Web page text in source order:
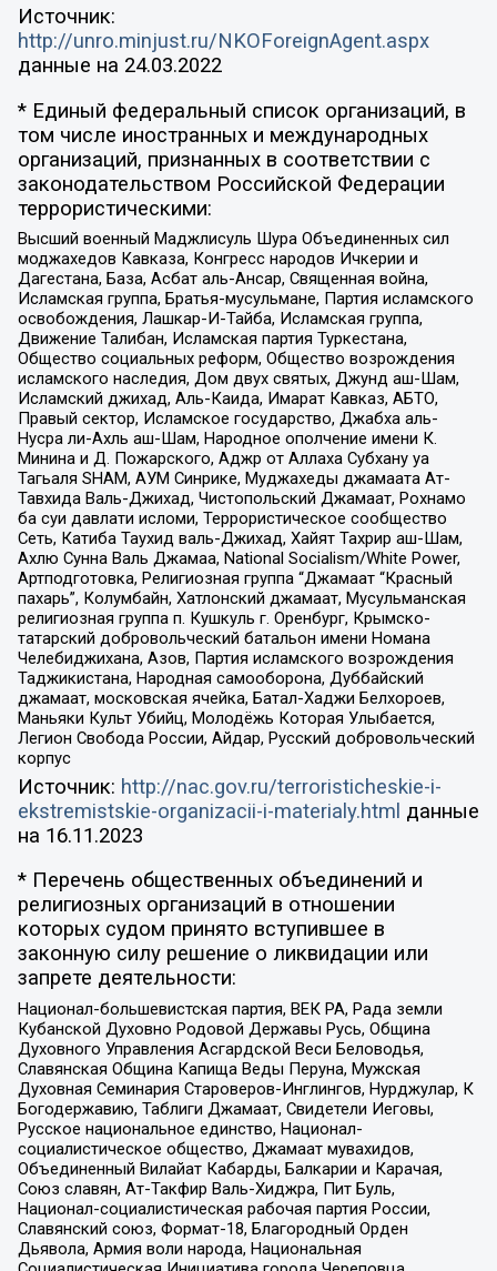
Источник:
http://unro.minjust.ru/NKOForeignAgent.aspx
данные на 24.03.2022
* Единый федеральный список организаций, в
том числе иностранных и международных
организаций, признанных в соответствии с
законодательством Российской Федерации
террористическими:
Высший военный Маджлисуль Шура Объединенных сил
моджахедов Кавказа, Конгресс народов Ичкерии и
Дагестана, База, Асбат аль-Ансар, Священная война,
Исламская группа, Братья-мусульмане, Партия исламского
освобождения, Лашкар-И-Тайба, Исламская группа,
Движение Талибан, Исламская партия Туркестана,
Общество социальных реформ, Общество возрождения
исламского наследия, Дом двух святых, Джунд аш-Шам,
Исламский джихад, Аль-Каида, Имарат Кавказ, АБТО,
Правый сектор, Исламское государство, Джабха аль-
Нусра ли-Ахль аш-Шам, Народное ополчение имени К.
Минина и Д. Пожарского, Аджр от Аллаха Субхану уа
Тагьаля SHAM, АУМ Синрике, Муджахеды джамаата Ат-
Тавхида Валь-Джихад, Чистопольский Джамаат, Рохнамо
ба суи давлати исломи, Террористическое сообщество
Сеть, Катиба Таухид валь-Джихад, Хайят Тахрир аш-Шам,
Ахлю Сунна Валь Джамаа, National Socialism/White Power,
Артподготовка, Религиозная группа “Джамаат “Красный
пахарь”, Колумбайн, Хатлонский джамаат, Мусульманская
религиозная группа п. Кушкуль г. Оренбург, Крымско-
татарский добровольческий батальон имени Номана
Челебиджихана, Азов, Партия исламского возрождения
Таджикистана, Народная самооборона, Дуббайский
джамаат, московская ячейка, Батал-Хаджи Белхороев,
Маньяки Культ Убийц, Молодёжь Которая Улыбается,
Легион Свобода России, Айдар, Русский добровольческий
корпус
Источник: http://nac.gov.ru/terroristicheskie-i-
ekstremistskie-organizacii-i-materialy.html данные
на 16.11.2023
* Перечень общественных объединений и
религиозных организаций в отношении
которых судом принято вступившее в
законную силу решение о ликвидации или
запрете деятельности:
Национал-большевистская партия, ВЕК РА, Рада земли
Кубанской Духовно Родовой Державы Русь, Община
Духовного Управления Асгардской Веси Беловодья,
Славянская Община Капища Веды Перуна, Мужская
Духовная Семинария Староверов-Инглингов, Нурджулар, К
Богодержавию, Таблиги Джамаат, Свидетели Иеговы,
Русское национальное единство, Национал-
социалистическое общество, Джамаат мувахидов,
Объединенный Вилайат Кабарды, Балкарии и Карачая,
Союз славян, Ат-Такфир Валь-Хиджра, Пит Буль,
Национал-социалистическая рабочая партия России,
Славянский союз, Формат-18, Благородный Орден
Дьявола, Армия воли народа, Национальная